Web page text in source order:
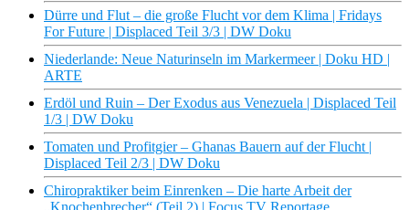
Dürre und Flut – die große Flucht vor dem Klima | Fridays
For Future | Displaced Teil 3/3 | DW Doku
Niederlande: Neue Naturinseln im Markermeer | Doku HD |
ARTE
Erdöl und Ruin – Der Exodus aus Venezuela | Displaced Teil
1/3 | DW Doku
Tomaten und Profitgier – Ghanas Bauern auf der Flucht |
Displaced Teil 2/3 | DW Doku
Chiropraktiker beim Einrenken – Die harte Arbeit der